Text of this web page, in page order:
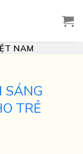
NAM
SÁNG
TRẺ